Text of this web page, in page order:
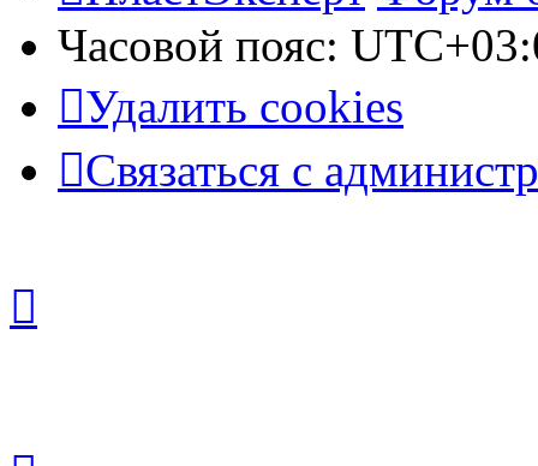
Часовой пояс:
Удалить cookies
Связаться с